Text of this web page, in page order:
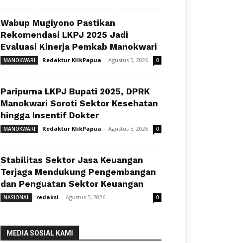
Wabup Mugiyono Pastikan
Rekomendasi LKPJ 2025 Jadi
Evaluasi Kinerja Pemkab Manokwari
MANOKWARI Redaktur KlikPapua - Agustus 5, 2026 0
Paripurna LKPJ Bupati 2025, DPRK
Manokwari Soroti Sektor Kesehatan
hingga Insentif Dokter
MANOKWARI Redaktur KlikPapua - Agustus 5, 2026 0
Stabilitas Sektor Jasa Keuangan
Terjaga Mendukung Pengembangan
dan Penguatan Sektor Keuangan
NASIONAL redaksi - Agustus 5, 2026 0
MEDIA SOSIAL KAMI